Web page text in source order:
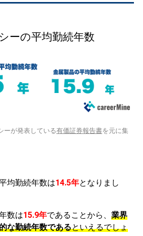
ーの平均勤続年数
ーが発表している有価証券報告書を元に集
均勤続年数は14.5年となりまし
数は15.9年であることから、 業界
な勤続年数であるといえるでしょ